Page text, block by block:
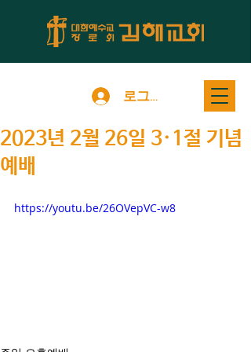
로그인
2023년 2월 26일 3·1절 기념
예배
https://youtu.be/26OVepVC-w8